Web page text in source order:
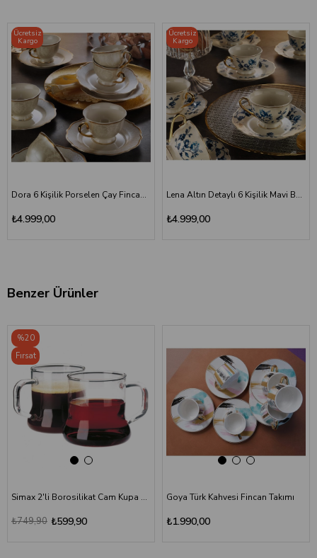
Dora 6 Kişilik Porselen Çay Fincan Takımı 12 Parça
₺4.999,00
Ücretsiz
Kargo
Lena Altın Detaylı 6 Kişilik Mavi Beyaz Çay Fincan Takımı
₺4.999,00
Ücretsiz
Kargo
Benzer Ürünler
Simax 2'li Borosilikat Cam Kupa Seti - 250 ml
₺599,90
₺749,90
%20
Fırsat
Ürünü
Goya Türk Kahvesi Fincan Takımı
₺1.990,00